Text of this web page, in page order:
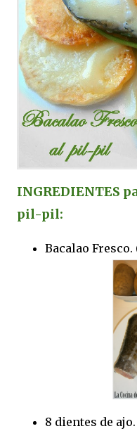
INGREDIENTES
pil-pil:
Bacalao Fresco.
8 dientes de ajo.